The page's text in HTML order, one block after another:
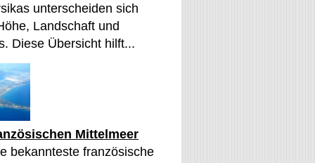
unterscheiden sich
Landschaft und
Diese Übersicht hilft...
Mittelmeer
bekannteste französische